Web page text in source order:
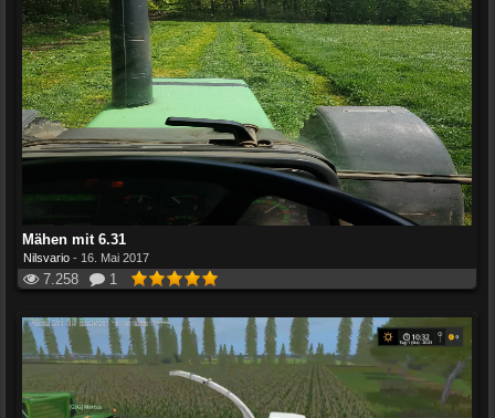
Mähen mit 6.31
Nilsvario - 16. Mai 2017
7.258 1